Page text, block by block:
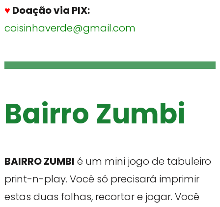
♥ Doação via PIX:
coisinhaverde@gmail.com
Bairro Zumbi
BAIRRO ZUMBI é um mini jogo de tabuleiro
print-n-play. Você só precisará imprimir
estas duas folhas, recortar e jogar. Você